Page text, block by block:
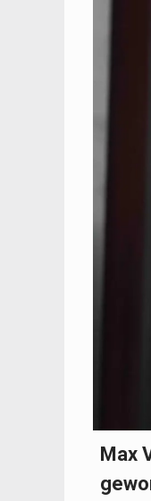
Max